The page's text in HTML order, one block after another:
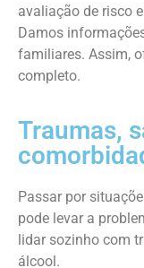
avaliação de risco
Damos
familiares. Assim,
completo.
Traumas,
Passar por
pode levar a
lidar sozinho com
álcool.